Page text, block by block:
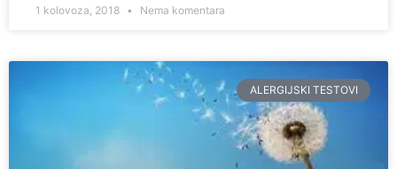
1 kolovoza, 2018 Nema komentara
ALERGIJSKI TESTOVI